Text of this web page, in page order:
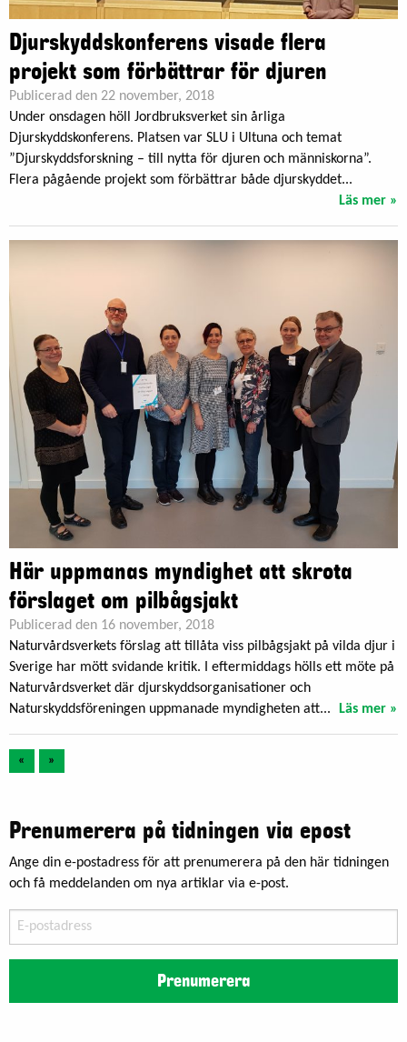
Djurskyddskonferens visade flera
projekt som förbättrar för djuren
Publicerad den 22 november, 2018
Under onsdagen höll Jordbruksverket sin årliga
Djurskyddskonferens. Platsen var SLU i Ultuna och temat
”Djurskyddsforskning – till nytta för djuren och människorna”.
Flera pågående projekt som förbättrar både djurskyddet...
Läs mer »
Här uppmanas myndighet att skrota
förslaget om pilbågsjakt
Publicerad den 16 november, 2018
Naturvårdsverkets förslag att tillåta viss pilbågsjakt på vilda djur i
Sverige har mött svidande kritik. I eftermiddags hölls ett möte på
Naturvårdsverket där djurskyddsorganisationer och
Naturskyddsföreningen uppmanade myndigheten att...
Läs mer »
« »
Prenumerera på tidningen via epost
Ange din e-postadress för att prenumerera på den här tidningen
och få meddelanden om nya artiklar via e-post.
postadress
Prenumerera